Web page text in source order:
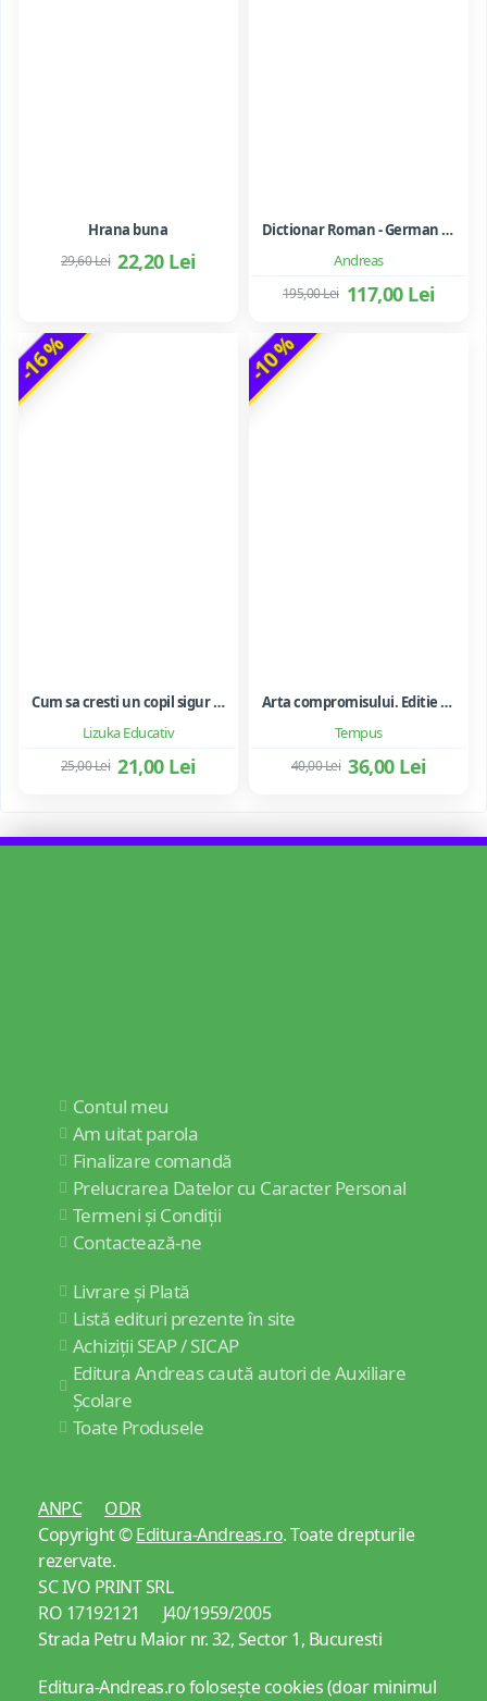
Hrana buna
22,20 Lei
29,60 Lei Andreas
Dictionar Roman - German - Mihai Anutei
117,00 Lei
195,00 Lei
-16 %
Lizuka Educativ
Cum sa cresti un copil sigur de sine ... si sa-i consolidezi autostima
21,00 Lei
25,00 Lei
-10 %
Tempus
Arta compromisului. Editie ne varietur - Ileana Vulpescu
36,00 Lei
40,00 Lei
Contul meu
Am uitat parola
Finalizare comandă
Prelucrarea Datelor cu Caracter Personal
Termeni și Condiții
Contactează-ne
Livrare și Plată
Listă edituri prezente în site
Achiziții SEAP / SICAP
Editura Andreas caută autori de Auxiliare
Școlare
Toate Produsele
ANPC
ODR
Copyright ©Editura-Andreas.ro. Toate drepturile
rezervate.
SC IVO PRINT SRL
RO 17192121 J40/1959/2005
Strada Petru Maior nr. 32, Sector 1, Bucuresti
Editura-Andreas.ro folosește cookies (doar minimul